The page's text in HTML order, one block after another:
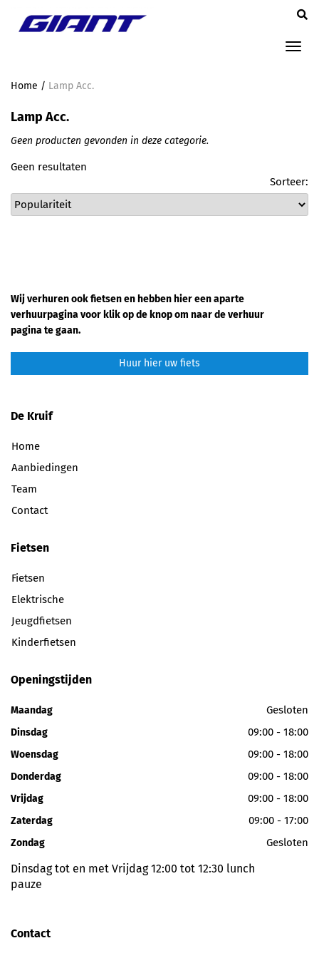
Home / Lamp Acc.
Lamp Acc.
Geen producten gevonden in deze categorie.
Geen resultaten
Sorteer:
Wij verhuren ook fietsen en hebben hier een aparte
verhuurpagina voor klik op de knop om naar de verhuur
pagina te gaan.
Huur hier uw fiets
De Kruif
Home
Aanbiedingen
Team
Contact
Fietsen
Fietsen
Elektrische
Jeugdfietsen
Kinderfietsen
Openingstijden
Maandag Gesloten
Dinsdag 09:00 - 18:00
Woensdag 09:00 - 18:00
Donderdag 09:00 - 18:00
Vrijdag 09:00 - 18:00
Zaterdag 09:00 - 17:00
Zondag Gesloten
Dinsdag tot en met Vrijdag 12:00 tot 12:30 lunch
pauze
Contact